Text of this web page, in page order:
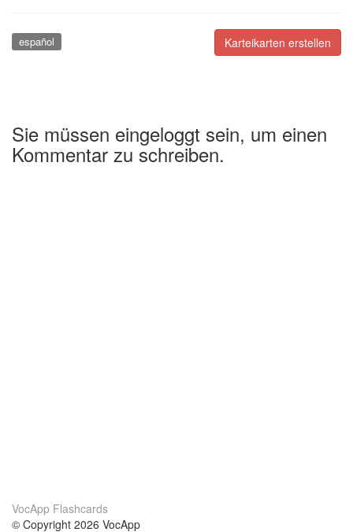
Karteikarten erstellen
español
Sie müssen eingeloggt sein, um einen
Kommentar zu schreiben.
VocApp Flashcards
© Copyright 2026 VocApp